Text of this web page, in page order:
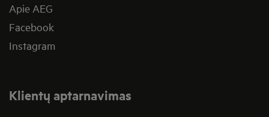
Apie AEG
Facebook
Instagram
Klientų aptarnavimas